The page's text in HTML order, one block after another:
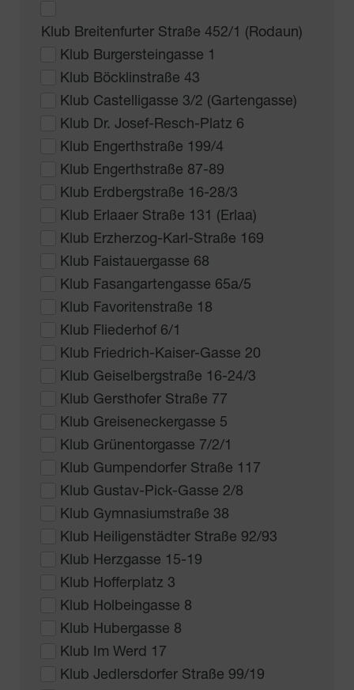
Klub Breitenfurter Straße 452/1 (Rodaun)
Klub Burgersteingasse 1
Klub Böcklinstraße 43
Klub Castelligasse 3/2 (Gartengasse)
Klub Dr. Josef-Resch-Platz 6
Klub Engerthstraße 199/4
Klub Engerthstraße 87-89
Klub Erdbergstraße 16-28/3
Klub Erlaaer Straße 131 (Erlaa)
Klub Erzherzog-Karl-Straße 169
Klub Faistauergasse 68
Klub Fasangartengasse 65a/5
Klub Favoritenstraße 18
Klub Fliederhof 6/1
Klub Friedrich-Kaiser-Gasse 20
Klub Geiselbergstraße 16-24/3
Klub Gersthofer Straße 77
Klub Greiseneckergasse 5
Klub Grünentorgasse 7/2/1
Klub Gumpendorfer Straße 117
Klub Gustav-Pick-Gasse 2/8
Klub Gymnasiumstraße 38
Klub Heiligenstädter Straße 92/93
Klub Herzgasse 15-19
Klub Hofferplatz 3
Klub Holbeingasse 8
Klub Hubergasse 8
Klub Im Werd 17
Klub Jedlersdorfer Straße 99/19